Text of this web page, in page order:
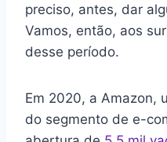
preciso, antes, dar
Vamos, então, aos
desse período.
Em 2020, a Amazon,
do segmento de e-